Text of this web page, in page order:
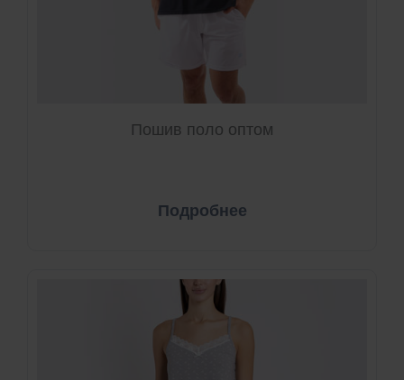
Пошив поло оптом
Подробнее